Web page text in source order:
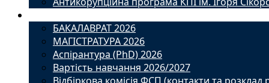
БАКАЛАВРАТ 2026
МАГІСТРАТУРА 2026
Аспірантура (PhD) 2026
Вартість навчання 2026/2027